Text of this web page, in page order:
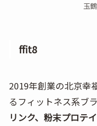
玉
ffit8
2019年創業の北京幸
るフィットネス系ブラ
リンク、粉末プロテ